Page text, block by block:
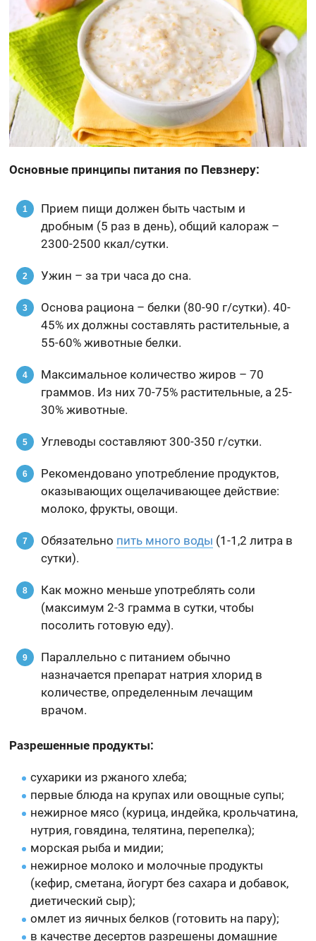
Основные принципы питания по Певзнеру:
Прием пищи должен быть частым и
дробным (5 раз в день), общий калораж –
2300-2500 ккал/сутки.
Ужин – за три часа до сна.
Основа рациона – белки (80-90 г/сутки). 40-
45% их должны составлять растительные, а
55-60% животные белки.
Максимальное количество жиров – 70
граммов. Из них 70-75% растительные, а 25-
30% животные.
Углеводы составляют 300-350 г/сутки.
Рекомендовано употребление продуктов,
оказывающих ощелачивающее действие:
молоко, фрукты, овощи.
Обязательно пить много воды (1-1,2 литра в
сутки).
Как можно меньше употреблять соли
(максимум 2-3 грамма в сутки, чтобы
посолить готовую еду).
Параллельно с питанием обычно
назначается препарат натрия хлорид в
количестве, определенным лечащим
врачом.
Разрешенные продукты:
сухарики из ржаного хлеба;
первые блюда на крупах или овощные супы;
нежирное мясо (курица, индейка, крольчатина,
нутрия, говядина, телятина, перепелка);
морская рыба и мидии;
нежирное молоко и молочные продукты
(кефир, сметана, йогурт без сахара и добавок,
диетический сыр);
омлет из яичных белков (готовить на пару);
в качестве десертов разрешены домашние